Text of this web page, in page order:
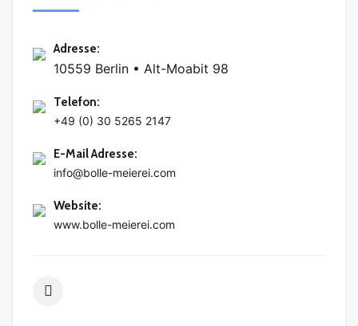
Adresse:
10559 Berlin • Alt-Moabit 98
Telefon:
+49 (0) 30 5265 2147
E-Mail Adresse:
info@bolle-meierei.com
Website:
www.bolle-meierei.com